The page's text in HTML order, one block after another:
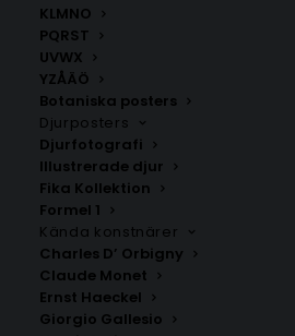
KLMNO
PQRST
UVWX
YZÅÄÖ
Botaniska posters
Djurposters
Djurfotografi
Illustrerade djur
Fika Kollektion
Formel 1
Kända konstnärer
Charles D’ Orbigny
Claude Monet
Ernst Haeckel
Giorgio Gallesio
Härkan du hitta fler fina kalendrar
Kalender
ANDRA KÖPTE